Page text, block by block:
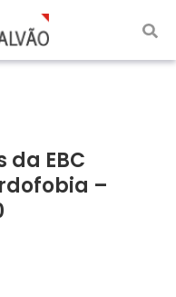
da EBC
–